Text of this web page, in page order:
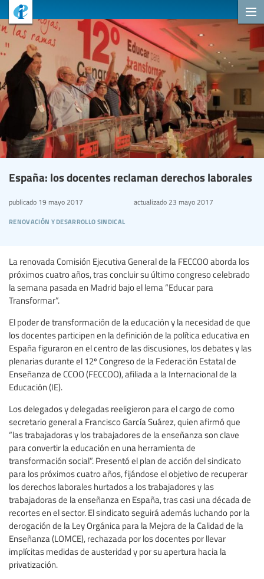
España: los docentes reclaman derechos laborales
renovación y desarrollo sindical
publicado 19 mayo 2017 actualizado23 mayo 2017
La renovada Comisión Ejecutiva General de la FECCOO aborda los
próximos cuatro años, tras concluir su último congreso celebrado
la semana pasada en Madrid bajo el lema “Educar para
Transformar”.
El poder de transformación de la educación y la necesidad de que
los docentes participen en la definición de la política educativa en
España figuraron en el centro de las discusiones, los debates y las
plenarias durante el 12º Congreso de la Federación Estatal de
Enseñanza de CCOO (FECCOO), afiliada a la Internacional de la
Educación (IE).
Los delegados y delegadas reeligieron para el cargo de como
secretario general a Francisco García Suárez, quien afirmó que
“las trabajadoras y los trabajadores de la enseñanza son clave
para convertir la educación en una herramienta de
transformación social”. Presentó el plan de acción del sindicato
para los próximos cuatro años, fijándose el objetivo de recuperar
los derechos laborales hurtados a los trabajadores y las
trabajadoras de la enseñanza en España, tras casi una década de
recortes en el sector. El sindicato seguirá además luchando por la
derogación de la Ley Orgánica para la Mejora de la Calidad de la
Enseñanza (LOMCE), rechazada por los docentes por llevar
implícitas medidas de austeridad y por su apertura hacia la
privatización.